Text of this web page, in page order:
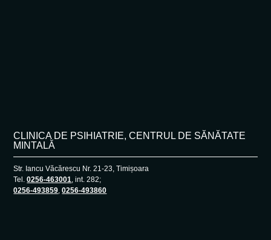
CLINICA DE PSIHIATRIE, CENTRUL DE SĂNĂTATE
MINTALĂ
Str. Iancu Văcărescu Nr. 21-23, Timișoara
Tel.0256-463001, int. 282;
0256-493859,0256-493860